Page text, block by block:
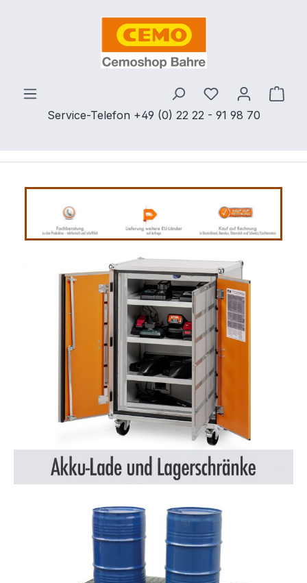
Zum Hauptinhalt springen
Service-Telefon +49 (0) 22 22 - 91 98 70
Du hast 0